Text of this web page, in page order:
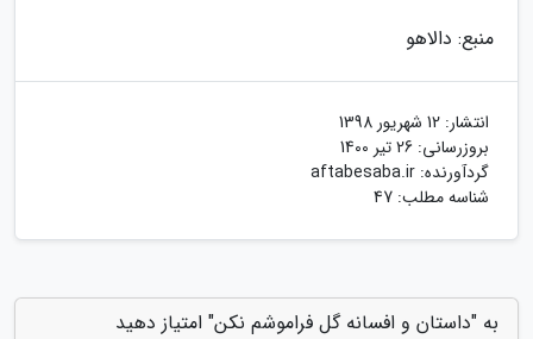
منبع: دالاهو
انتشار: 12 شهریور 1398
بروزرسانی: 26 تیر 1400
گردآورنده: aftabesaba.ir
شناسه مطلب: 47
به "داستان و افسانه گل فراموشم نکن" امتیاز دهید